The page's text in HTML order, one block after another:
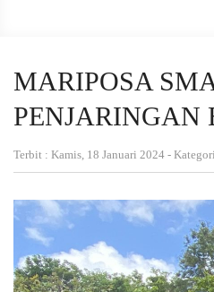
MARIPOSA
PENJARINGAN
Terbit : Kamis, 18 Januari 2024 -